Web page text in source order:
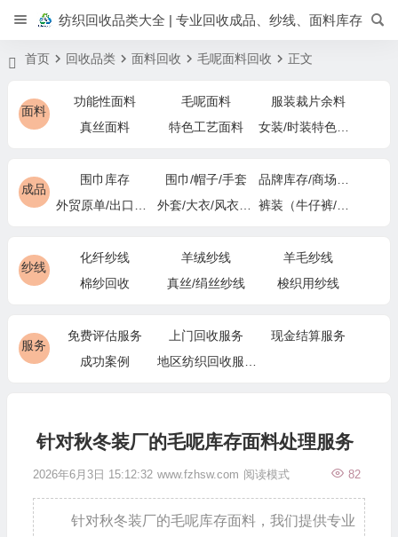
纺织回收品类大全 | 专业回收成品、纱线、面料库存
首页 回收品类 面料回收 毛呢面料回收 正文
面料
功能性面料 毛呢面料
服装裁片余料
真丝面料
特色工艺面料
成品
围巾库存 围巾/帽子/手套
纱线
化纤纱线 羊绒纱线
羊毛纱线
棉纱回收
真丝/绢丝纱线 梭织用纱线
服务
免费评估服务 上门回收服务
现金结算服务
成功案例
针对秋冬装厂的毛呢库存面料处理服务
2026年6月3日 15:12:32 www.fzhsw.com 82
阅读模式
针对秋冬装厂的毛呢库存面料，我们提供专业